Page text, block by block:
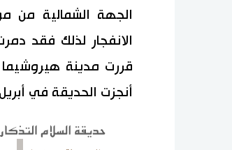
الجهة الشمالية من
قررت مدينة
أنجزت الحديقة في أبريل/نيسان ١٩٥٤، بمساحة إجمالية